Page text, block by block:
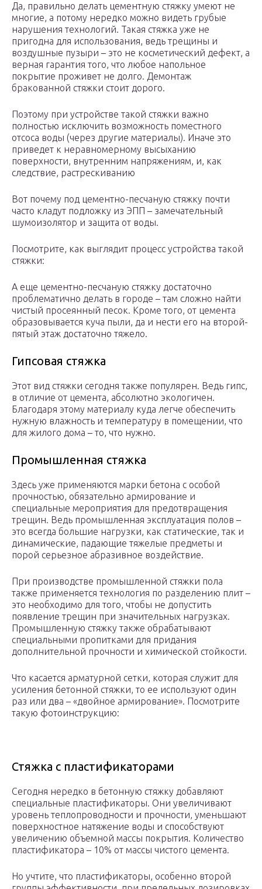
Да, правильно делать цементную стяжку умеют не
многие, а потому нередко можно видеть грубые
нарушения технологий. Такая стяжка уже не
пригодна для использования, ведь трещины и
воздушные пузыри – это не косметический дефект, а
верная гарантия того, что любое напольное
покрытие проживет не долго. Демонтаж
бракованной стяжки стоит дорого.
Поэтому при устройстве такой стяжки важно
полностью исключить возможность поместного
отсоса воды (через другие материалы). Иначе это
приведет к неравномерному высыханию
поверхности, внутренним напряжениям, и, как
следствие, растрескиванию
Вот почему под цементно-песчаную стяжку почти
часто кладут подложку из ЭПП – замечательный
шумоизолятор и защита от воды.
Посмотрите, как выглядит процесс устройства такой
стяжки:
А еще цементно-песчаную стяжку достаточно
проблематично делать в городе – там сложно найти
чистый просеянный песок. Кроме того, от цемента
образовывается куча пыли, да и нести его на второй-
пятый этаж достаточно тяжело.
Гипсовая стяжка
Этот вид стяжки сегодня также популярен. Ведь гипс,
в отличие от цемента, абсолютно экологичен.
Благодаря этому материалу куда легче обеспечить
нужную влажность и температуру в помещении, что
для жилого дома – то, что нужно.
Промышленная стяжка
Здесь уже применяются марки бетона с особой
прочностью, обязательно армирование и
специальные мероприятия для предотвращения
трещин. Ведь промышленная эксплуатация полов –
это всегда большие нагрузки, как статические, так и
динамические, падающие тяжелые предметы и
порой серьезное абразивное воздействие.
При производстве промышленной стяжки пола
также применяется технология по разделению плит –
это необходимо для того, чтобы не допустить
появление трещин при значительных нагрузках.
Промышленную стяжку также обрабатывают
специальными пропитками для придания
дополнительной прочности и химической стойкости.
Что касается арматурной сетки, которая служит для
усиления бетонной стяжки, то ее используют один
раз или два – «двойное армирование». Посмотрите
такую фотоинструкцию:
Стяжка с пластификаторами
Сегодня нередко в бетонную стяжку добавляют
специальные пластификаторы. Они увеличивают
уровень теплопроводности и прочности, уменьшают
поверхностное натяжение воды и способствуют
увеличению объемной массы покрытия. Количество
пластификатора – 10% от массы чистого цемента.
Но учтите, что пластификаторы, особенно второй